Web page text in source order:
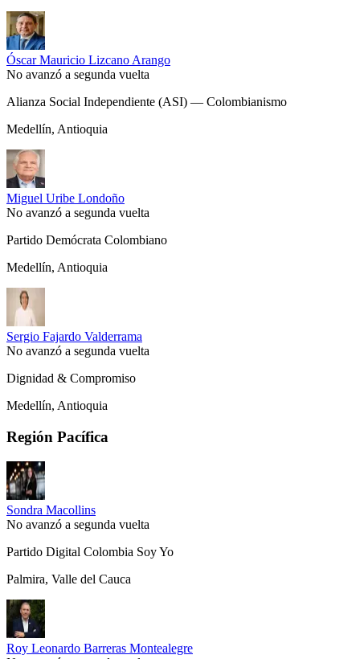
Óscar Mauricio Lizcano Arango
No avanzó a segunda vuelta
Alianza Social Independiente (ASI) — Colombianismo
Medellín, Antioquia
Miguel Uribe Londoño
No avanzó a segunda vuelta
Partido Demócrata Colombiano
Medellín, Antioquia
Sergio Fajardo Valderrama
No avanzó a segunda vuelta
Dignidad & Compromiso
Medellín, Antioquia
Región Pacífica
Sondra Macollins
No avanzó a segunda vuelta
Partido Digital Colombia Soy Yo
Palmira, Valle del Cauca
Roy Leonardo Barreras Montealegre